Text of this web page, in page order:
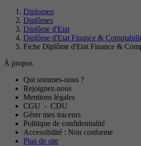
Diplomeo
Diplômes
Diplôme d'Etat
Diplôme d'Etat Finance &
Fiche Diplôme d'Etat Finance &
À propos
Qui sommes-nous ?
Rejoignez-nous
Mentions légales
CGU - CDU
Gérer mes traceurs
Politique de confidentialité
Accessibilité : Non conforme
Plan de site